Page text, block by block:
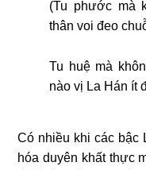
(Tu phước mà
thân voi đeo
Tu huệ mà
nào vị La Hán ít
Có nhiều khi các bậc
hóa duyên khất thực